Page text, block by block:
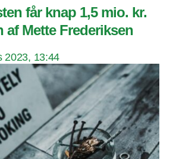
får knap 1,5 mio. kr.
af Mette Frederiksen
2023, 13:44